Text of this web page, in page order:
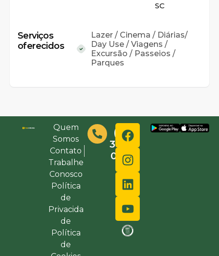
SC
Serviços
oferecidos
Lazer / Cinema / Diárias/
Day Use / Viagens /
Excursão / Passeios /
Parques
Quem
Somos
Contato
Trabalhe
Conosco
Política
de
Privacida
de
Política
de
(48)
3632-
0000